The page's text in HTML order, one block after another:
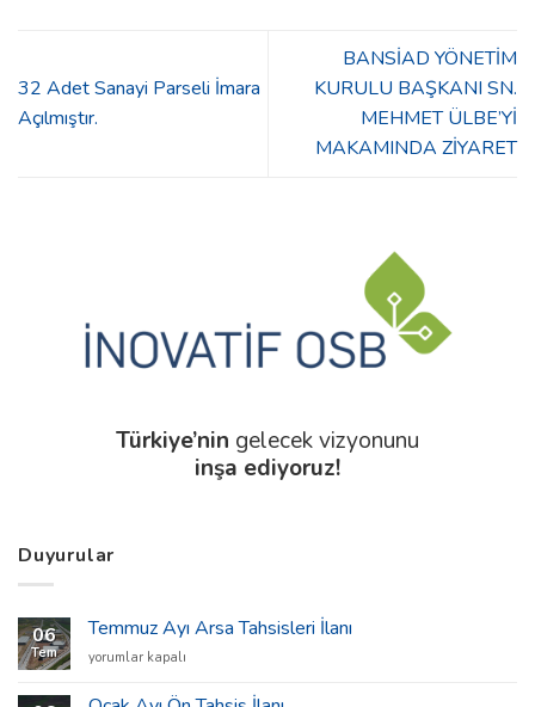
32 Adet Sanayi Parseli İmara
Açılmıştır.
BANSİAD YÖNETİM
KURULU BAŞKANI SN.
MEHMET ÜLBE’Yİ
MAKAMINDA ZİYARET
Türkiye’nin gelecek vizyonunu
inşa ediyoruz!
Duyurular
06
Tem
Temmuz Ayı Arsa Tahsisleri İlanı
Temmuz
Arsa
yorumlar kapalı